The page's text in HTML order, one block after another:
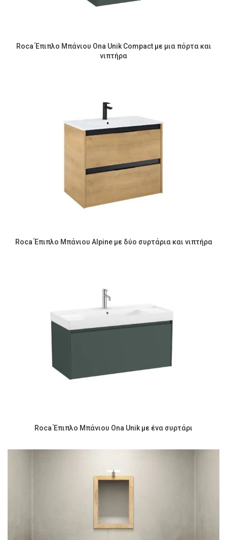
Roca Έπιπλο Μπάνιου Ona Unik Compact με μια πόρτα και
νιπτήρα
Roca Έπιπλο Μπάνιου Alpine με δύο συρτάρια και νιπτήρα
Roca Έπιπλο Μπάνιου Ona Unik με ένα συρτάρι